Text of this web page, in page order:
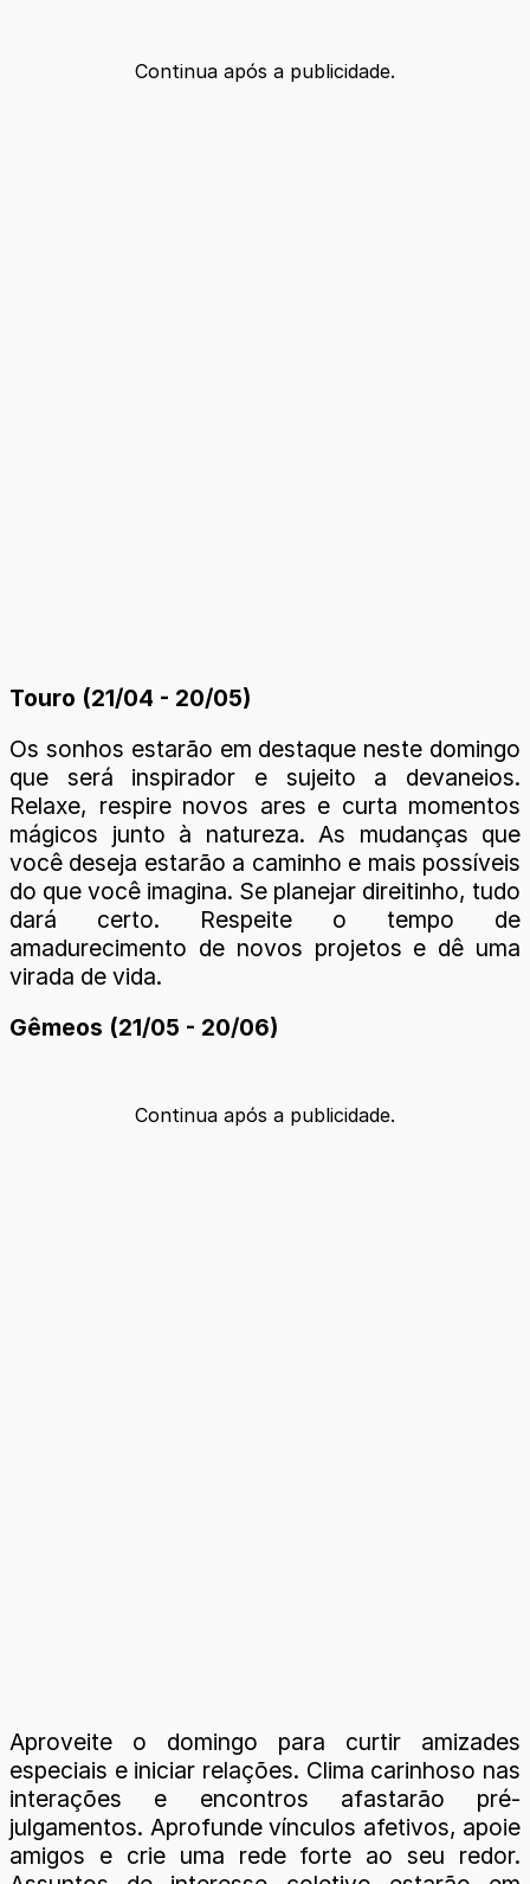
Continua após a publicidade.
Touro (21/04 - 20/05)
Os sonhos estarão em destaque neste domingo
que será inspirador e sujeito a devaneios.
Relaxe, respire novos ares e curta momentos
mágicos junto à natureza. As mudanças que
você deseja estarão a caminho e mais possíveis
do que você imagina. Se planejar direitinho, tudo
dará certo. Respeite o tempo de
amadurecimento de novos projetos e dê uma
virada de vida.
Gêmeos (21/05 - 20/06)
Continua após a publicidade.
Aproveite o domingo para curtir amizades
especiais e iniciar relações. Clima carinhoso nas
interações e encontros afastarão pré-
julgamentos. Aprofunde vínculos afetivos, apoie
amigos e crie uma rede forte ao seu redor.